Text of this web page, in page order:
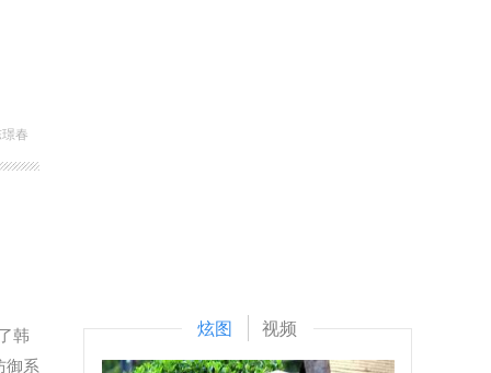
春
韩
御系
炫图 视频